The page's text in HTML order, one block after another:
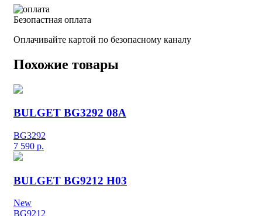
Безопастная оплата
Оплачивайте картой по безопасному каналу
Похожие товары
BULGET BG3292 08A
BG3292
7 590 р.
BULGET BG9212 H03
New
BG9212